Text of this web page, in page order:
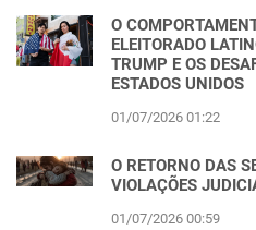
O
ELEITORADO
TRUMP E OS
ESTADOS UNIDOS
01/07/2026 01:22
O RETORNO DAS
VIOLAÇÕES
01/07/2026 00:59